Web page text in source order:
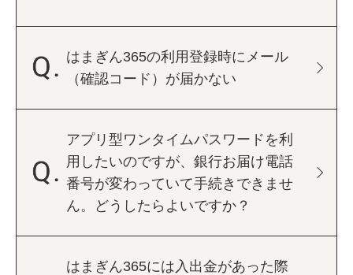
はまぎん365の利用登録時にメール
（確認コード）が届かない
アプリ型ワンタイムパスワードを利
用したいのですが、銀行お届け電話
番号が変わっていて手続きできませ
ん。
どうしたらよいですか？
はまぎん365には入出金があった際